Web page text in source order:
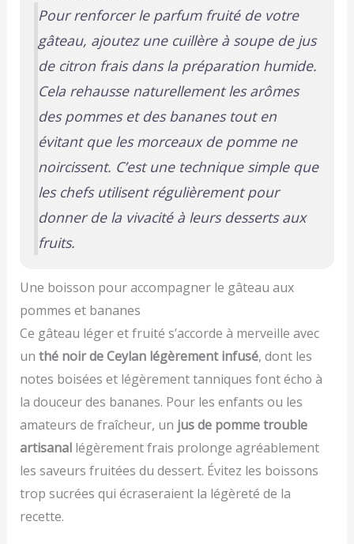
Pour renforcer le parfum fruité de votre
gâteau, ajoutez une cuillère à soupe de jus
de citron frais dans la préparation humide.
Cela rehausse naturellement les arômes
des pommes et des bananes tout en
évitant que les morceaux de pomme ne
noircissent. C’est une technique simple que
les chefs utilisent régulièrement pour
donner de la vivacité à leurs desserts aux
fruits.
Une boisson pour accompagner le gâteau aux
pommes et bananes
Ce gâteau léger et fruité s’accorde à merveille avec
un thé noir de Ceylan légèrement infusé, dont les
notes boisées et légèrement tanniques font écho à
la douceur des bananes. Pour les enfants ou les
amateurs de fraîcheur, un jus de pomme trouble
artisanallégèrement frais prolonge agréablement
les saveurs fruitées du dessert. Évitez les boissons
trop sucrées qui écraseraient la légèreté de la
recette.